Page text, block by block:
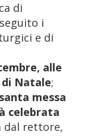
di
i
e di
alle
di Natale;
messa
celebrata
dal rettore,